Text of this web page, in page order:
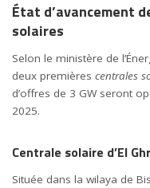
État d’avancement
solaires
Selon le ministère de
deux premières centrales
d’offres de 3 GW seront
2025.
Centrale solaire d’El
Située dans la wilaya de